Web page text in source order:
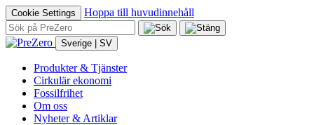
Cookie Settings Hoppa till huvudinnehåll
Sverige | SV
Produkter & Tjänster
Cirkulär ekonomi
Fossilfrihet
Om oss
Nyheter & Artiklar